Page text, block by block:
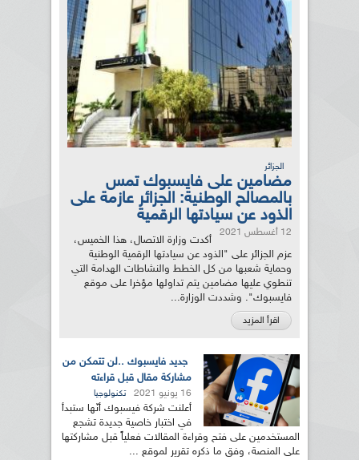
الجزائر
مضامين على فايسبوك تمس
بالمصالح الوطنية: الجزائر عازمة على
الذود عن سيادتها الرقمية
12 أغسطس 2021
أكدت وزارة الاتصال، هذا الخميس،
عزم الجزائر على "الذود عن سيادتها الرقمية الوطنية
وحماية شعبها من كل الخطط والنشاطات الهدامة التي
تنطوي عليها مضامين يتم تداولها مؤخرا على موقع
فايسبوك". وشددت الوزارة...
اقرأ المزيد
جديد فايسبوك ..لن تتمكن من
مشاركة مقال قبل قراءته
16 يونيو 2021 تكنولوجيا
أعلنت شركة فيسبوك أنّها ستبدأ
في اختبار خاصية جديدة تشجع
المستخدمين على فتح وقراءة المقالات فعلياً قبل مشاركتها
على المنصة، وفق ما ذكره تقرير لموقع ...